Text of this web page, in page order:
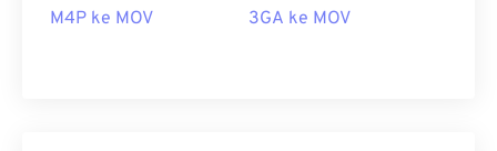
M4P ke MOV 3GA ke MOV